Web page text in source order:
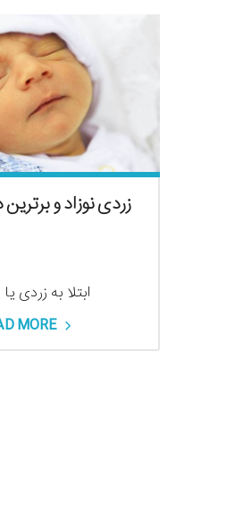
زردی نوزاد و
ابتلا به زردی
MORE